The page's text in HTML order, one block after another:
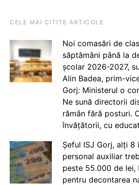
CELE MAI CITITE ARTICOLE
Noi comasări de
săptămâni până la
școlar 2026-2027,
Alin Badea, prim-
Gorj: Ministerul o
Ne sună directorii
rămân fără posturi.
învățătorii, cu
Șeful ISJ Gorj, alți 8
personal auxiliar
peste 55.000 de lei,
pentru decontarea